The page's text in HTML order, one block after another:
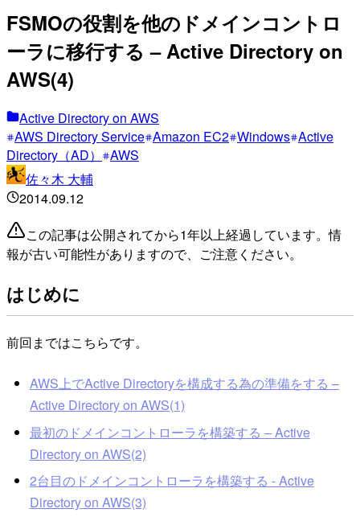
FSMOの役割を他のドメインコントロ
ーラに移行する – Active Directory on
AWS(4)
Active Directory on AWS
AWS Directory Service Amazon EC2 Windows Active
Directory（AD）
AWS
佐々木 大輔
2014.09.12
この記事は公開されてから1年以上経過しています。情
報が古い可能性がありますので、ご注意ください。
はじめに
前回まではこちらです。
AWS上でActive Directoryを構成する為の準備をする –
Active Directory on AWS(1)
最初のドメインコントローラを構築する – Active
Directory on AWS(2)
2台目のドメインコントローラを構築する - Active
Directory on AWS(3)